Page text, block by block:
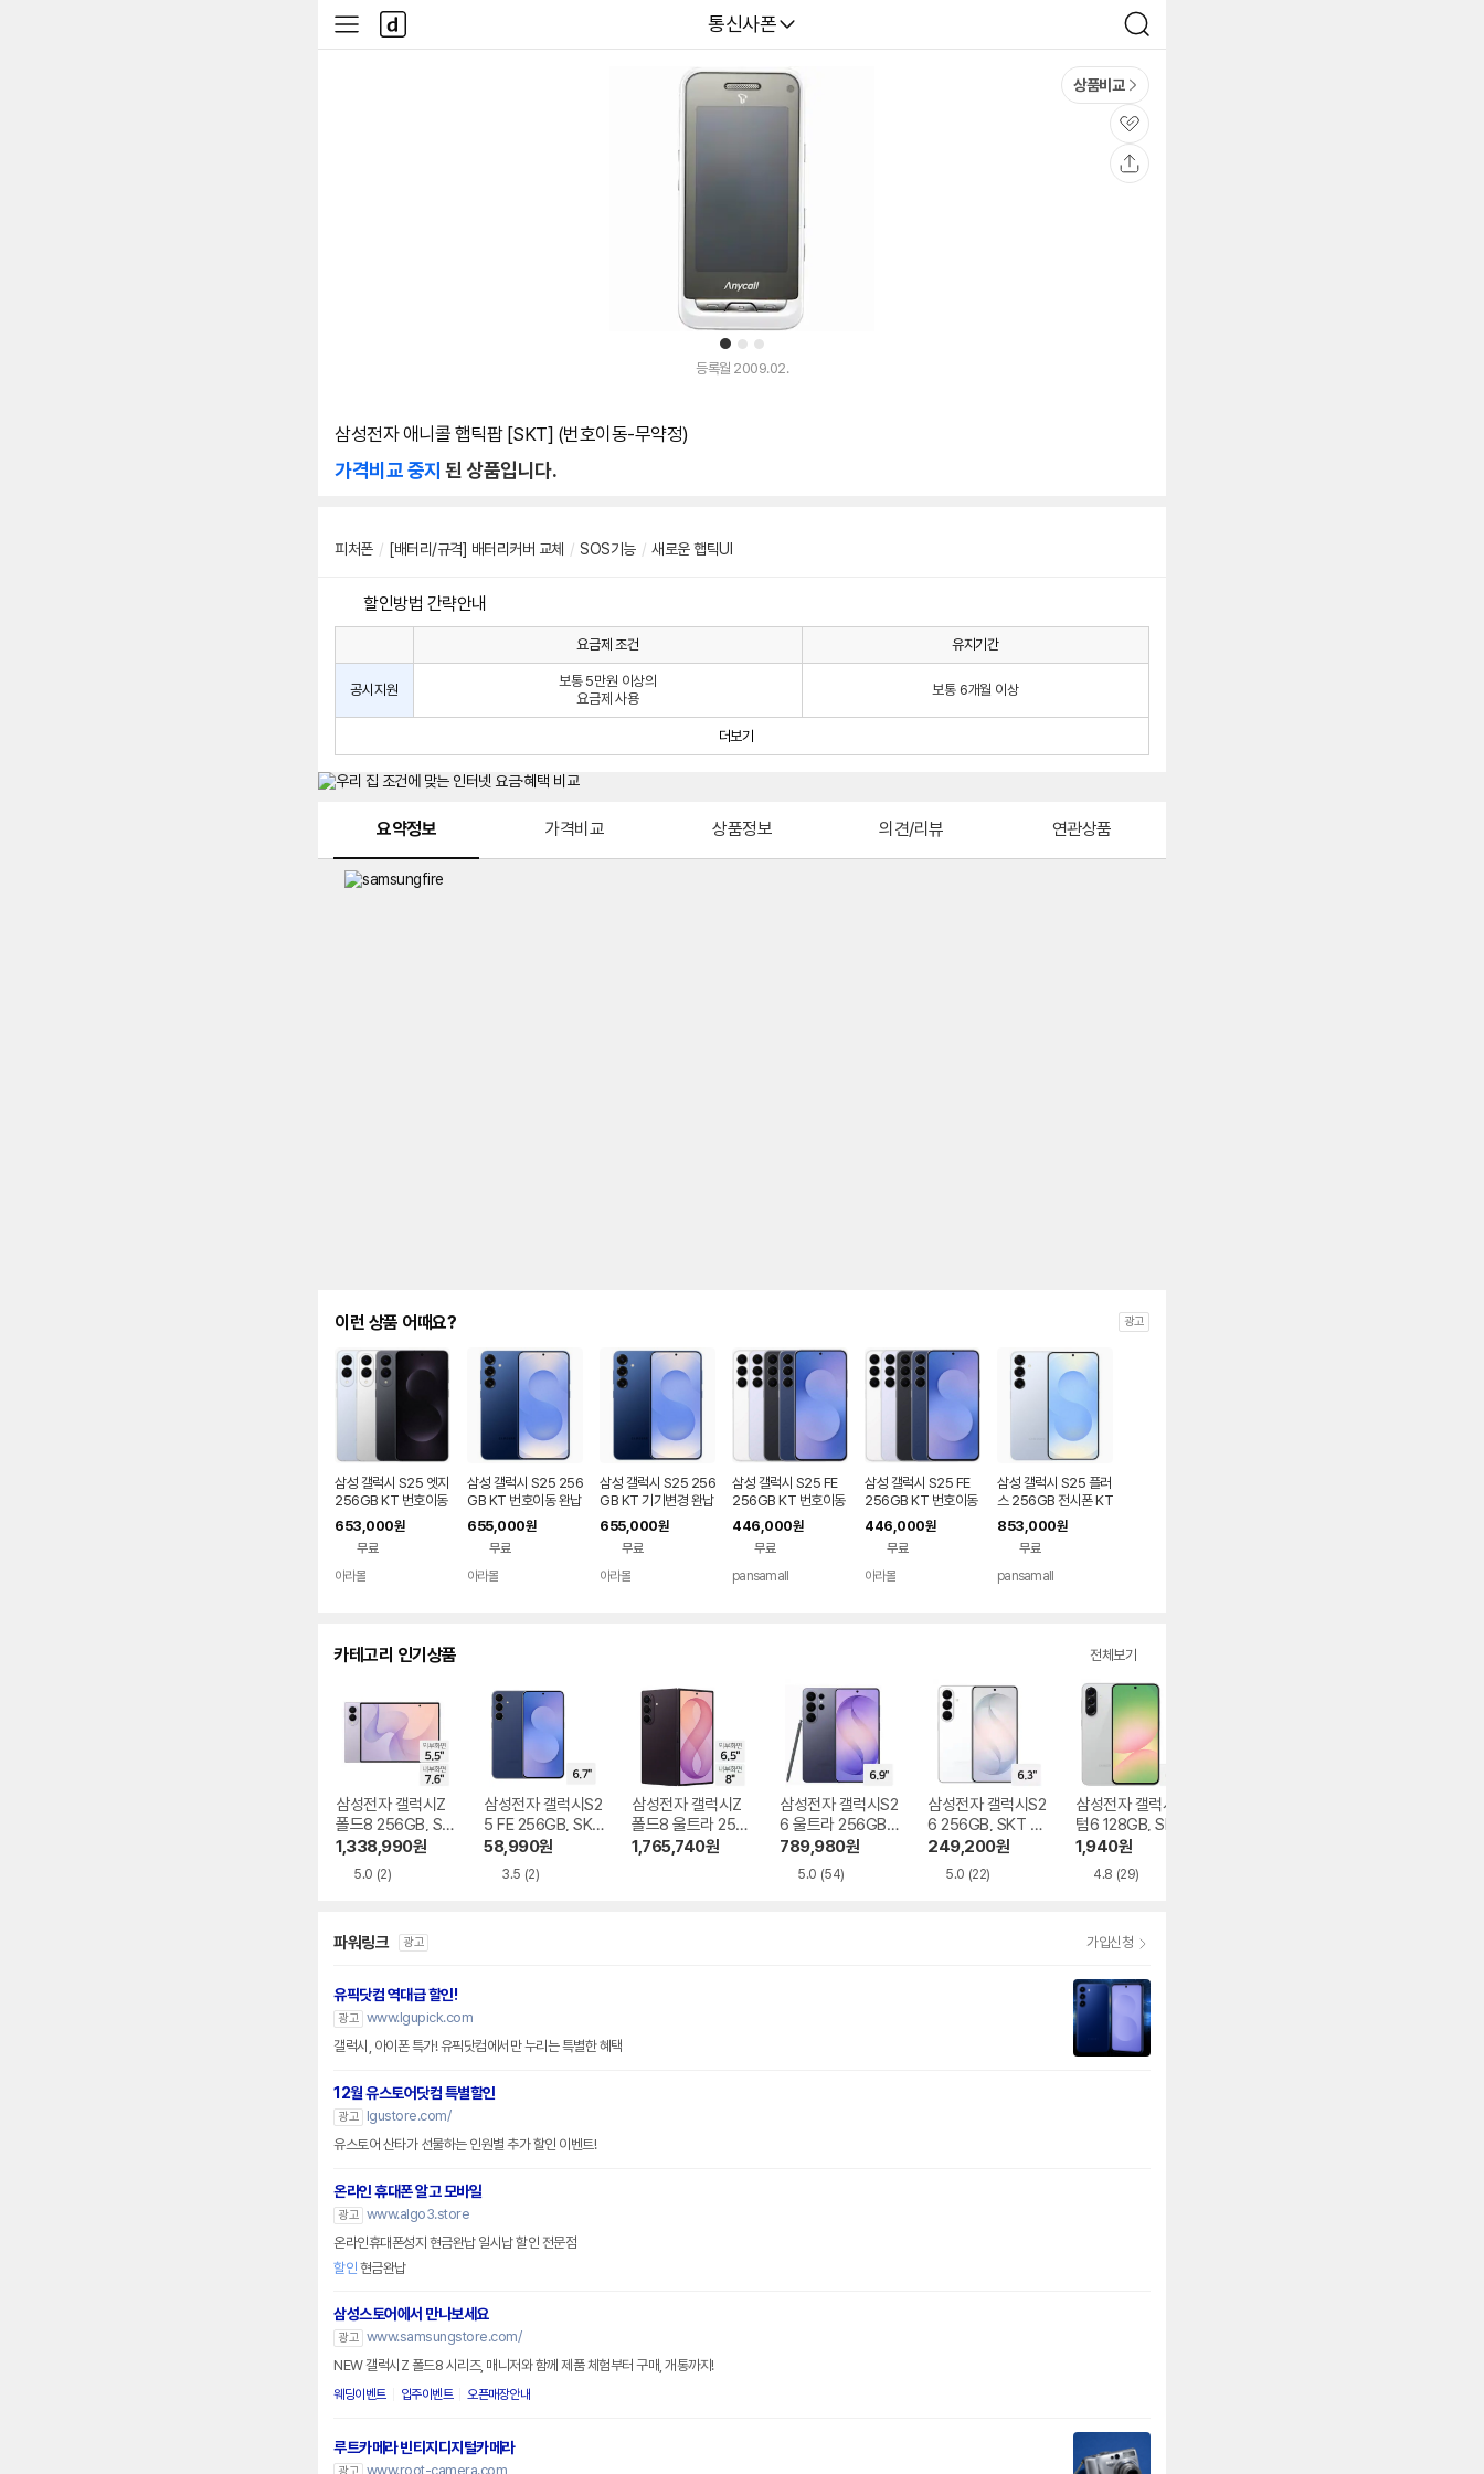
다나와
통신사폰
검
색
사
이
다
나
와
1 2 3
상품비교
관
심
등록월 2009.02.
삼성전자 애니콜 햅틱팝 [SKT] (번호이동-무약정)
가격비교 중지 된 상품입니다.
피처폰 / [배터리/규격] 배터리커버 교체 / SOS기능 / 새로운 햅틱UI
할인방법 간략안내
원
약
정
내
를
나
타
입
니
다.
사
인
법
요금제 조건 유지기간
공시지원
보통 5만원 이상의
요금제 사용
보통 6개월 이상
더보기
요약정보 가격비교 상품정보 의견/리뷰 연관상품
이런 상품 어때요? 광고
삼성 갤럭시 S25 엣지
256GB KT 번호이동
완납 80요금제
653,000원
무료
아라몰
삼성 갤럭시 S25 256
GB KT 번호이동 완납
80요금제
655,000원
무료
아라몰
삼성 갤럭시 S25 256
GB KT 기기변경 완납
655,000원
무료
아라몰
삼성 갤럭시 S25 FE
256GB KT 번호이동
공시지원 완납
446,000원
무료
pansamall
삼성 갤럭시 S25 FE
256GB KT 번호이동
공시지원 완납
446,000원
무료
아라몰
삼성 갤럭시 S25 플러
스 256GB 전시폰 KT
번호이동 완납 90요금
제
853,000원
무료
pansamall
카테고리 인기상품 전체보기
삼성전자 갤럭시Z
폴드8 256GB, SK
T 기기변경 완납
1,338,990원
5.0 (2)
삼성전자 갤럭시S2
5 FE 256GB, SKT
기기변경 완납
58,990원
3.5 (2)
삼성전자 갤럭시Z
폴드8 울트라 256
GB, SKT 기기변경
1,765,740원
삼성전자 갤럭시S2
6 울트라 256GB,
SKT 기기변경 완납
789,980원
5.0 (54)
삼성전자 갤럭시S2
6 256GB, SKT 기
기변경 완납
249,200원
5.0 (22)
삼성전자 갤럭시 퀀
텀6 128GB, SKT
기기변경 완납
1,940원
4.8 (29)
파워링크 광고 가입신청
유픽닷컴 역대급 할인!
광고 www.lgupick.com
갤럭시, 아이폰 특가! 유픽닷컴에서만 누리는 특별한 혜택
12월 유스토어닷컴 특별할인
광고
lgustore.com/
유스토어 산타가 선물하는 인원별 추가 할인 이벤트!
온라인 휴대폰 알고 모바일
광고 www.algo3.store
온라인휴대폰성지 현금완납 일시납 할인 전문점
할인 현금완납
삼성스토어에서 만나보세요
광고 www.samsungstore.com/
NEW 갤럭시Z 폴드8 시리즈, 매니저와 함께 제품 체험부터 구매, 개통까지!
웨딩이벤트 입주이벤트 오픈매장안내
루트카메라 빈티지디지털카메라
www.root-camera.com